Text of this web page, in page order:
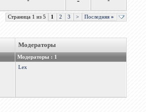
Страница 1 из 5 1 2 3 > Последняя»
Модераторы
Модераторы : 1
Lex